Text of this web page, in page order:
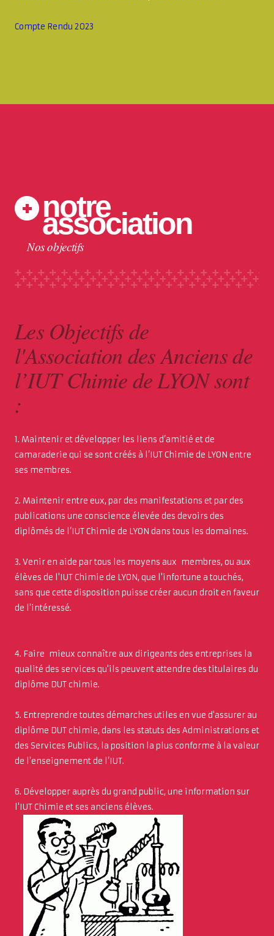
Compte Rendu 2023
notre
association
Nos objectifs
Les Objectifs de
l'Association des Anciens de
l’IUT Chimie de LYON sont
:
1. Maintenir et développer les liens d’amitié et de
camaraderie qui se sont créés à l’IUT Chimie de LYON entre
ses membres.
2. Maintenir entre eux, par des manifestations et par des
publications une conscience élevée des devoirs des
diplômés de l’IUT Chimie de LYON dans tous les domaines.
3. Venir en aide par tous les moyens aux membres, ou aux
élèves de l'IUT Chimie de LYON, que l'infortune a touchés,
sans que cette disposition puisse créer aucun droit en faveur
de l'intéressé.
4. Faire mieux connaître aux dirigeants des entreprises la
qualité des services qu'ils peuvent attendre des titulaires du
diplôme DUT chimie.
5. Entreprendre toutes démarches utiles en vue d'assurer au
diplôme DUT chimie, dans les statuts des Administrations et
des Services Publics, la position la plus conforme à la valeur
de l'enseignement de l’IUT.
6. Développer auprès du grand public, une information sur
l'IUT Chimie et ses anciens élèves.